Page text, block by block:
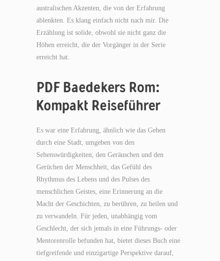
australischen Akzenten, die von der Erfahrung
ablenkten. Es klang einfach nicht nach mir. Die
Erzählung ist solide, obwohl sie nicht ganz die
Höhen erreicht, die der Vorgänger in der Serie
erreicht hat.
PDF Baedekers Rom:
Kompakt Reiseführer
Es war eine Erfahrung, ähnlich wie das Gehen
durch eine Stadt, umgeben von den
Sehenswürdigkeiten, den Geräuschen und den
Gerüchen der Menschheit, das Gefühl des
Rhythmus des Lebens und des Pulses des
menschlichen Geistes, eine Erinnerung an die
Macht der Geschichten, zu berühren, zu heilen und
zu verwandeln. Für jeden, unabhängig vom
Geschlecht, der sich jemals in eine Führungs- oder
Mentorenrolle befunden hat, bietet dieses Buch eine
tiefgreifende und einzigartige Perspektive darauf,